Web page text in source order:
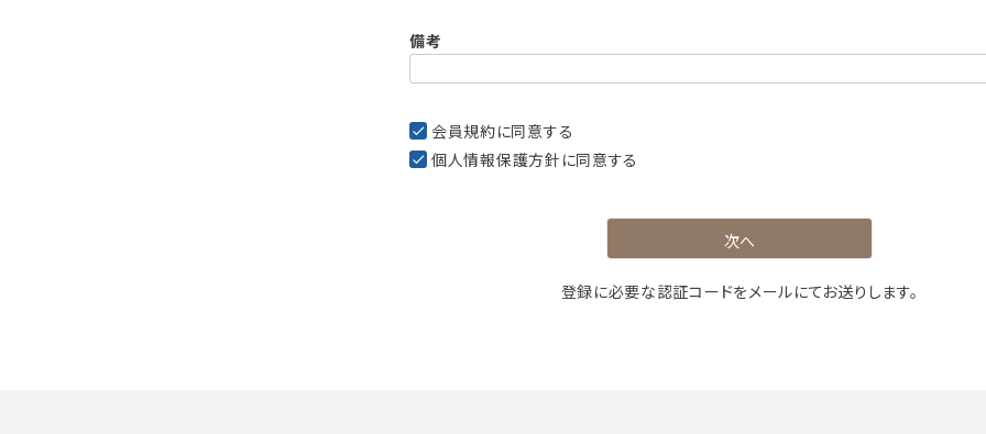
備考
会員規約に同意する
個人情報保護方針 に同意する
次へ
登録に必要な認証コードをメールにてお送りします。